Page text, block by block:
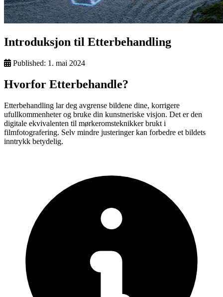
Introduksjon til Etterbehandling
Published: 1. mai 2024
Hvorfor Etterbehandle?
Etterbehandling lar deg avgrense bildene dine, korrigere
ufullkommenheter og bruke din kunstneriske visjon. Det er den
digitale ekvivalenten til mørkeromsteknikker brukt i
filmfotografering. Selv mindre justeringer kan forbedre et bildets
inntrykk betydelig.